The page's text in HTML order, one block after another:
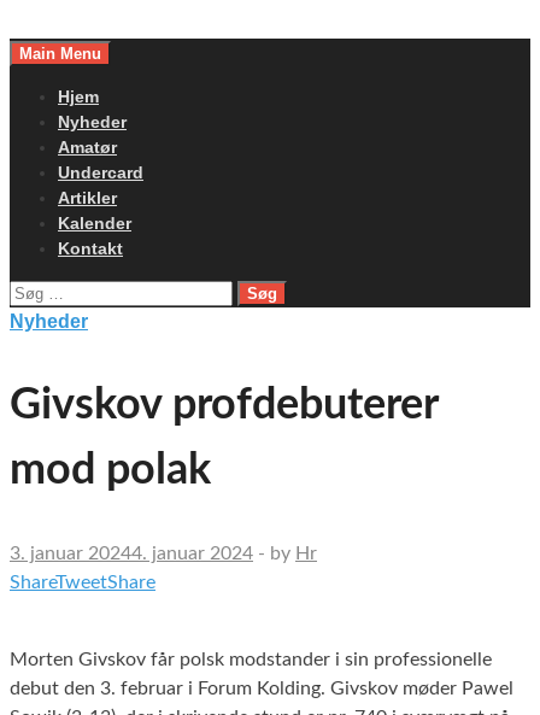
toMain Menu
Hjem
Nyheder
Amatør
Undercard
Artikler
Kalender
Kontakt
Søg
efter:
Nyheder
Givskov profdebuterer
mod polak
3. januar 20244. januar 2024 - by Hr
ShareTweetShare
Morten Givskov får polsk modstander i sin professionelle
debut den 3. februar i Forum Kolding. Givskov møder Pawel